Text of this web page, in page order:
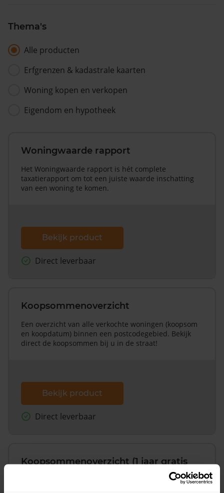
Thema's
Alle producten
Erfgrenzen & kadastrale kaarten
Woning kopen en verkopen
Eigendom en hypotheek
Woningwaarde rapport
Het Woningwaarde rapport is hét complete
taxatierapport om tot een juiste waarde inschatting
van een woning te komen.
Bekijk product
Direct leverbaar
Koopsommenoverzicht
Een overzicht van alle verkochte woningen (koopsom
en koopdatum) binnen een postcodegebied. Bekijk
direct de koopsommen bij u in de straat!
Bekijk product
Direct leverbaar
Koopsommenoverzicht (1 jaar gratis